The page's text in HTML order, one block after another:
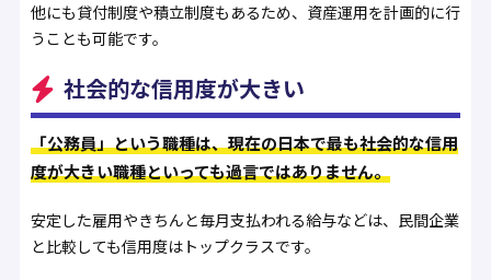
他にも貸付制度や積立制度もあるため、資産運用を計画的に行
うことも可能です。
社会的な信用度が大きい
「公務員」という職種は、現在の日本で最も社会的な信用
度が大きい職種といっても過言ではありません。
安定した雇用やきちんと毎月支払われる給与などは、民間企業
と比較しても信用度はトップクラスです。